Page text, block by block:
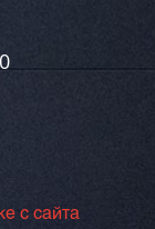
с сайта